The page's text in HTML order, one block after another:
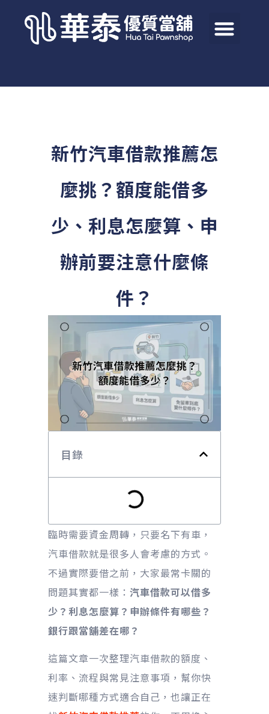
新竹汽車借款推薦怎
麼挑？額度能借多
少、利息怎麼算、申
辦前要注意什麼條
件？
目錄
臨時需要資金周轉，只要名下有車，
汽車借款就是很多人會考慮的方式。
不過實際要借之前，大家最常卡關的
問題其實都一樣： 汽車借款可以借多
少？利息怎麼算？申辦條件有哪些？
銀行跟當舖差在哪？
這篇文章一次整理汽車借款的額度、
利率、流程與常見注意事項，幫你快
速判斷哪種方式適合自己，也讓正在